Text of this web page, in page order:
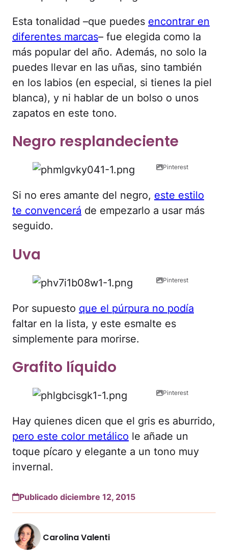
Esta tonalidad –que puedes encontrar en
diferentes marcas– fue elegida como la
más popular del año. Además, no solo la
puedes llevar en las uñas, sino también
en los labios (en especial, si tienes la piel
blanca), y ni hablar de un bolso o unos
zapatos en este tono.
Negro resplandeciente
Pinterest
Si no eres amante del negro, este estilo
te convencerá de empezarlo a usar más
seguido.
Uva
Pinterest
Por supuesto que el púrpura no podía
faltar en la lista, y este esmalte es
simplemente para morirse.
Grafito líquido
Pinterest
Hay quienes dicen que el gris es aburrido,
pero este color metálico le añade un
toque pícaro y elegante a un tono muy
invernal.
Publicado diciembre 12, 2015
Carolina Valenti